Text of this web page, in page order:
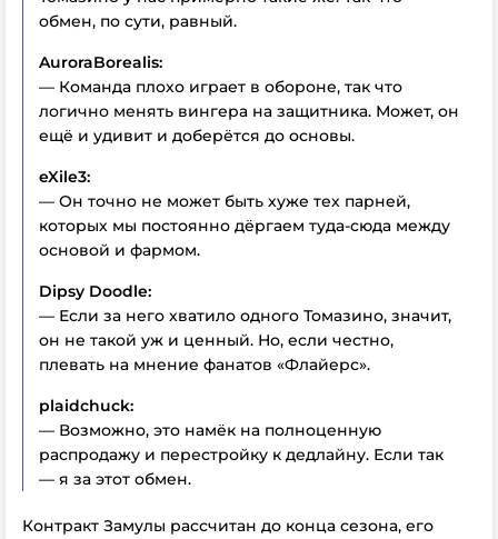
обмен, по сути, равный.
AuroraBorealis:
— Команда плохо играет в обороне, так что
логично менять вингера на защитника. Может, он
ещё и удивит и доберётся до основы.
eXile3:
— Он точно не может быть хуже тех парней,
которых мы постоянно дёргаем туда-сюда между
основой и фармом.
Dipsy Doodle:
— Если за него хватило одного Томазино, значит,
он не такой уж и ценный. Но, если честно,
плевать на мнение фанатов «Флайерс».
plaidchuck:
— Возможно, это намёк на полноценную
распродажу и перестройку к дедлайну. Если так
— я за этот обмен.
Контракт Замулы рассчитан до конца сезона, его